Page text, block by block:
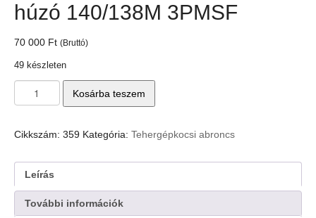
húzó 140/138M 3PMSF
70 000 Ft (Bruttó)
49 készleten
265/70-
17,5
200/16pr
húzó
140/138M
3PMSF
Kosárba teszem
Cikkszám: 359 Kategória: Tehergépkocsi abroncs
Leírás
További információk